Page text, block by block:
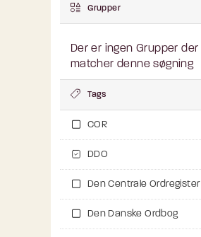
Grupper
Der er ingen Grupper der
matcher denne søgning
Tags
COR
DDO
Den Centrale Ordregister
Den Danske Ordbog